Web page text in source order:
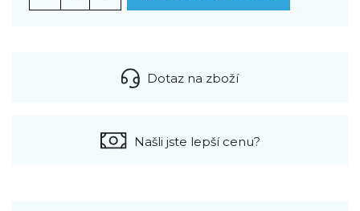
Dotaz na zboží
Našli jste lepší cenu?